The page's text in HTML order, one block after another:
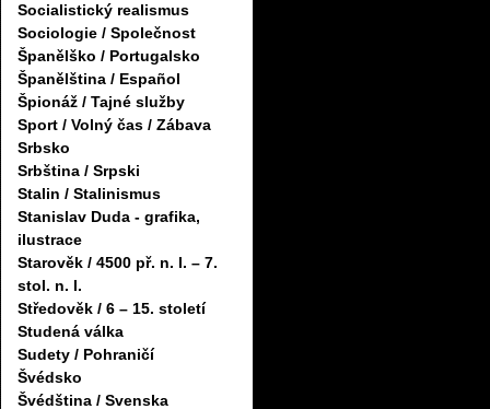
Socialistický realismus
Sociologie / Společnost
Španělško / Portugalsko
Španělština / Español
Špionáž / Tajné služby
Sport / Volný čas / Zábava
Srbsko
Srbština / Srpski
Stalin / Stalinismus
Stanislav Duda - grafika,
ilustrace
Starověk / 4500 př. n. l. – 7.
stol. n. l.
Středověk / 6 – 15. století
Studená válka
Sudety / Pohraničí
Švédsko
Švédština / Svenska